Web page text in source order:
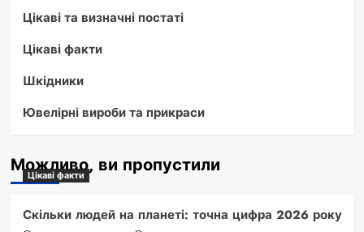
Цікаві та визначні постаті
Цікаві факти
Шкідники
Ювелірні вироби та прикраси
Можливо, ви пропустили
Цікаві факти
Скільки людей на планеті: точна цифра 2026 року